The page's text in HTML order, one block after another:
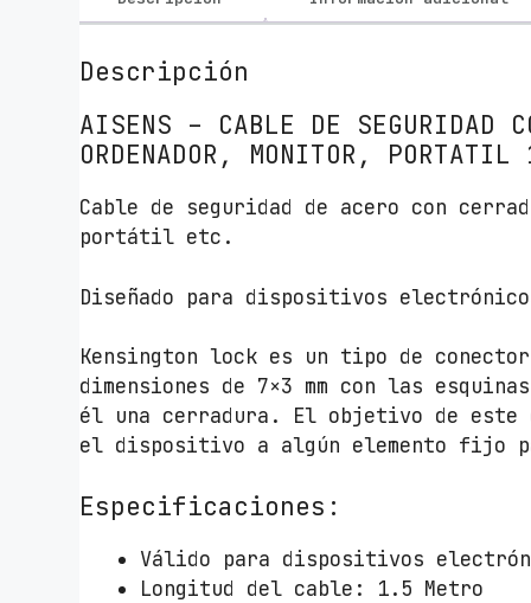
Descripción
AISENS – CABLE DE SEGURIDAD
ORDENADOR, MONITOR, PORTATIL
Cable de seguridad de acero con
portátil etc.
Diseñado para dispositivos
Kensington lock es un tipo de
dimensiones de 7×3 mm con las
él una cerradura. El objetivo de este
el dispositivo a algún elemento fijo
Especificaciones:
Válido para dispositivos
Longitud del cable: 1.5 Metro